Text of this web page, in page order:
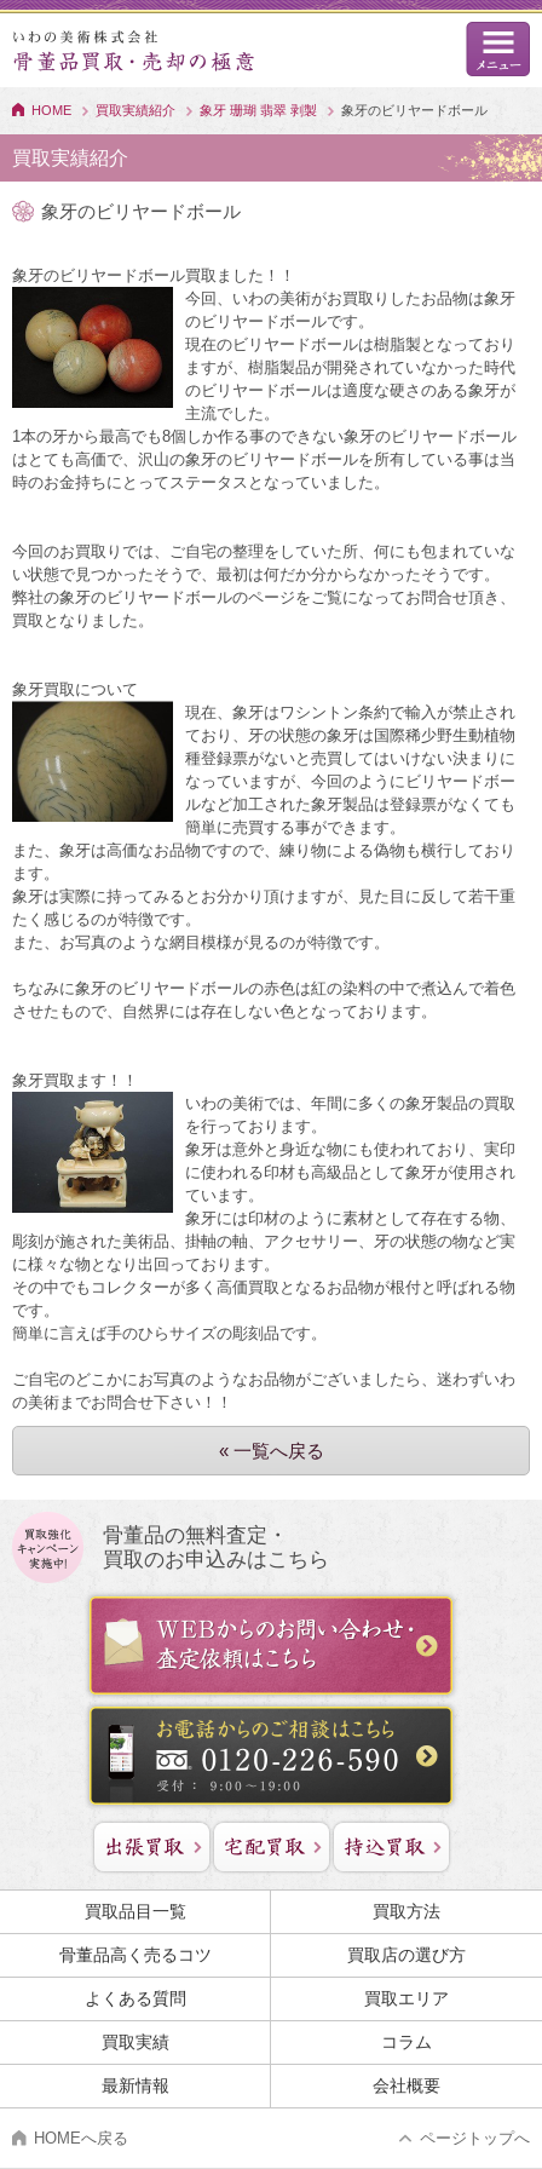
HOME 買取実績紹介 象牙 珊瑚 翡翠 剥製 象牙のビリヤードボール
買取実績紹介
象牙のビリヤードボール
象牙のビリヤードボール買取ました！！
今回、いわの美術がお買取りしたお品物は象牙
のビリヤードボールです。
現在のビリヤードボールは樹脂製となっており
ますが、樹脂製品が開発されていなかった時代
のビリヤードボールは適度な硬さのある象牙が
主流でした。
1本の牙から最高でも8個しか作る事のできない象牙のビリヤードボール
はとても高価で、沢山の象牙のビリヤードボールを所有している事は当
時のお金持ちにとってステータスとなっていました。
今回のお買取りでは、ご自宅の整理をしていた所、何にも包まれていな
い状態で見つかったそうで、最初は何だか分からなかったそうです。
弊社の象牙のビリヤードボールのページをご覧になってお問合せ頂き、
買取となりました。
象牙買取について
現在、象牙はワシントン条約で輸入が禁止され
ており、牙の状態の象牙は国際稀少野生動植物
種登録票がないと売買してはいけない決まりに
なっていますが、今回のようにビリヤードボー
ルなど加工された象牙製品は登録票がなくても
簡単に売買する事ができます。
また、象牙は高価なお品物ですので、練り物による偽物も横行しており
ます。
象牙は実際に持ってみるとお分かり頂けますが、見た目に反して若干重
たく感じるのが特徴です。
また、お写真のような網目模様が見るのが特徴です。
ちなみに象牙のビリヤードボールの赤色は紅の染料の中で煮込んで着色
させたもので、自然界には存在しない色となっております。
象牙買取ます！！
いわの美術では、年間に多くの象牙製品の買取
を行っております。
象牙は意外と身近な物にも使われており、実印
に使われる印材も高級品として象牙が使用され
ています。
象牙には印材のように素材として存在する物、
彫刻が施された美術品、掛軸の軸、アクセサリー、牙の状態の物など実
に様々な物となり出回っております。
その中でもコレクターが多く高価買取となるお品物が根付と呼ばれる物
です。
簡単に言えば手のひらサイズの彫刻品です。
ご自宅のどこかにお写真のようなお品物がございましたら、迷わずいわ
の美術までお問合せ下さい！！
« 一覧へ戻る
骨董品の無料査定・
買取のお申込みはこちら
買取品目一覧 買取方法
骨董品高く売るコツ 買取店の選び方
よくある質問 買取エリア
買取実績 コラム
最新情報 会社概要
HOMEへ戻る ページトップへ